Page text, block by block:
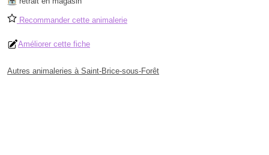
Recommander cette animalerie
Améliorer cette fiche
Autres animaleries à Saint-Brice-sous-Forêt